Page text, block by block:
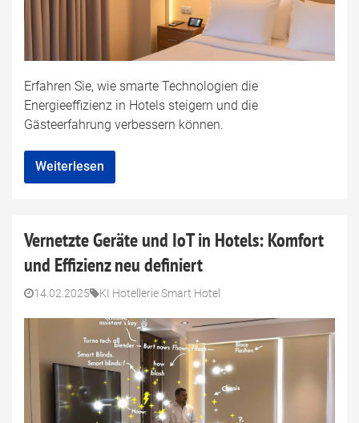
Erfahren Sie, wie smarte Technologien die
Energieeffizienz in Hotels steigern und die
Gästeerfahrung verbessern können.
Weiterlesen
Vernetzte Geräte und IoT in Hotels: Komfort
und Effizienz neu definiert
14.02.2025 KI Hotellerie Smart Hotel